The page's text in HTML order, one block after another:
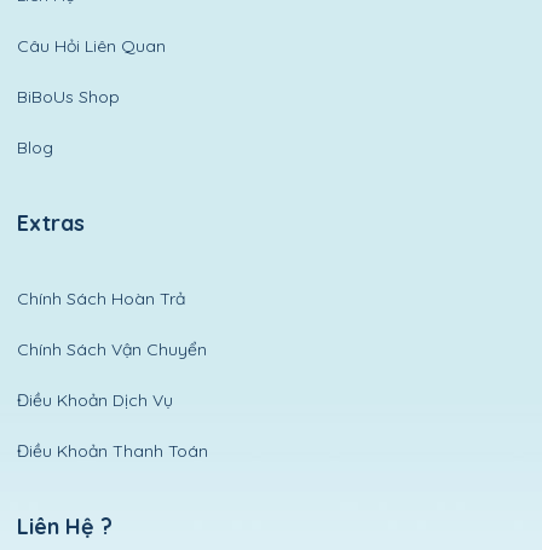
Câu Hỏi Liên Quan
BiBoUs Shop
Blog
Extras
Chính Sách Hoàn Trả
Chính Sách Vận Chuyển
Điều Khoản Dịch Vụ
Điều Khoản Thanh Toán
Liên Hệ ?